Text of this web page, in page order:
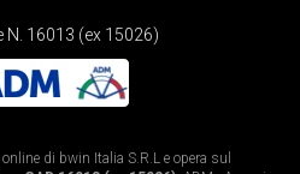
16013 (ex 15026)
di bwin Italia S.R.L e opera sul